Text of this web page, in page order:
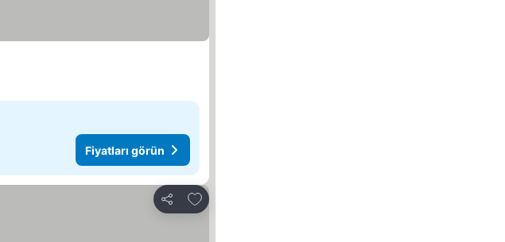
Fiyatları görün
Paylaş
Favorilerime ekle